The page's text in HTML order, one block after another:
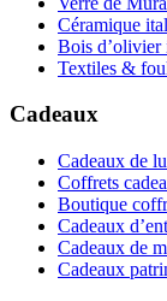
Céramique
Bois d’olivier
Textiles &
Cadeaux
Cadeaux de
Coffrets
Boutique
Cadeaux
Cadeaux de
Cadeaux